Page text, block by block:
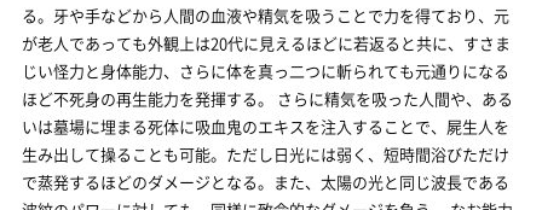
る。牙や手などから人間の血液や精気を吸うことで力を得ており、元
が老人であっても外観上は20代に見えるほどに若返ると共に、すさま
じい怪力と身体能力、さらに体を真っ二つに斬られても元通りになる
ほど不死身の再生能力を発揮する。 さらに精気を吸った人間や、ある
いは墓場に埋まる死体に吸血鬼のエキスを注入することで、屍生人を
生み出して操ることも可能。ただし日光には弱く、短時間浴びただけ
で蒸発するほどのダメージとなる。また、太陽の光と同じ波長である